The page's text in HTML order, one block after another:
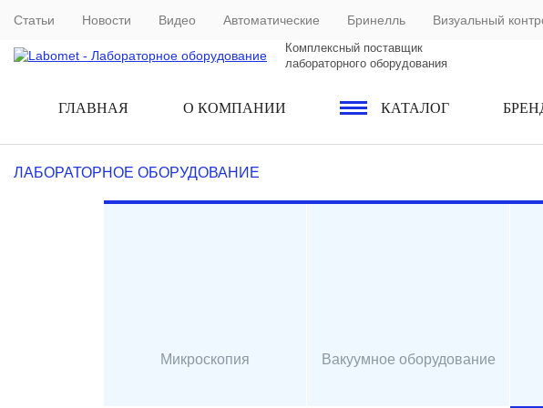
Статьи Новости Видео Автоматические Бринелль Визуальный
Комплексный поставщик
лабораторного оборудования
ГЛАВНАЯ О КОМПАНИИ КАТАЛОГ
ЛАБОРАТОРНОЕ ОБОРУДОВАНИЕ
Микроскопия Вакуумное оборудование